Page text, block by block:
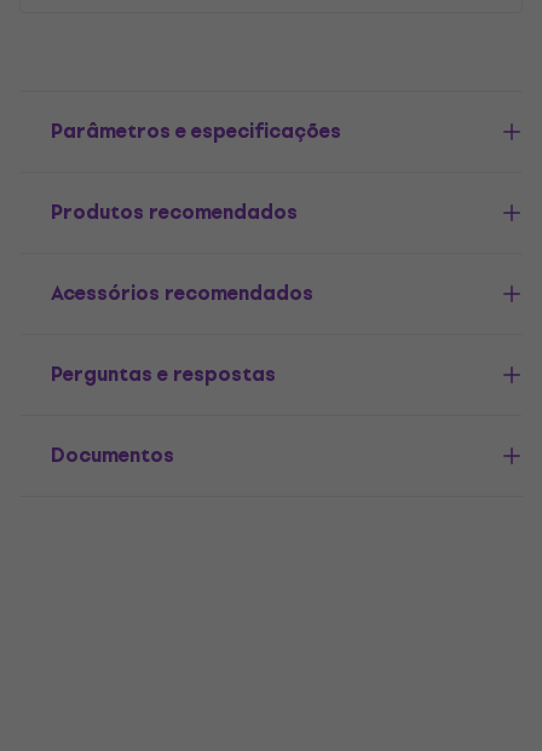
Parâmetros e especificações
Produtos recomendados
Acessórios recomendados
Perguntas e respostas
Documentos